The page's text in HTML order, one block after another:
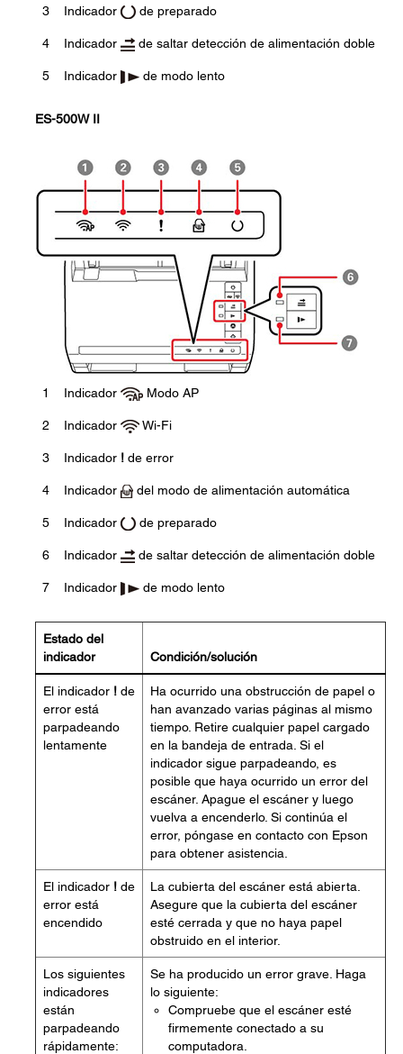
3 Indicador de preparado
4 Indicador de saltar detección de alimentación doble
5 Indicador de modo lento
ES-500W II
1 Indicador Modo AP
2 Indicador Wi-Fi
3 Indicador ! de error
4 Indicador del modo de alimentación automática
5 Indicador de preparado
6 Indicador de saltar detección de alimentación doble
7 Indicador de modo lento
Estado del
indicador
Condición/solución
El indicador ! de
error está
parpadeando
lentamente
Ha ocurrido una obstrucción de papel o
han avanzado varias páginas al mismo
tiempo. Retire cualquier papel cargado
en la bandeja de entrada. Si el
indicador sigue parpadeando, es
posible que haya ocurrido un error del
escáner. Apague el escáner y luego
vuelva a encenderlo. Si continúa el
error, póngase en contacto con Epson
para obtener asistencia.
El indicador ! de
error está
encendido
La cubierta del escáner está abierta.
Asegure que la cubierta del escáner
esté cerrada y que no haya papel
obstruido en el interior.
Los siguientes
indicadores
están
parpadeando
rápidamente:
Se ha producido un error grave. Haga
lo siguiente:
Compruebe que el escáner esté
firmemente conectado a su
computadora.